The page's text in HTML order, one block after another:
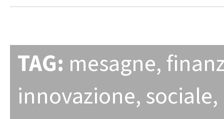
TAG: mesagne,
innovazione, sociale,